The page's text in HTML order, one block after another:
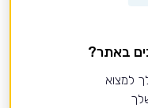
באתר?
למצוא